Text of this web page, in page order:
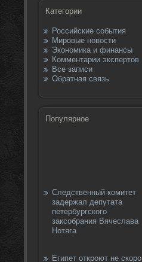
Категории
Российские события
Мировые новости
Экономика и финансы
Комментарии экспертов
Все записи
Обратная связь
Популярное
Следственный комитет
задержал депутата
петербургского
заксобрания Вячеслава
Нотяга
Египет откроют не скоро